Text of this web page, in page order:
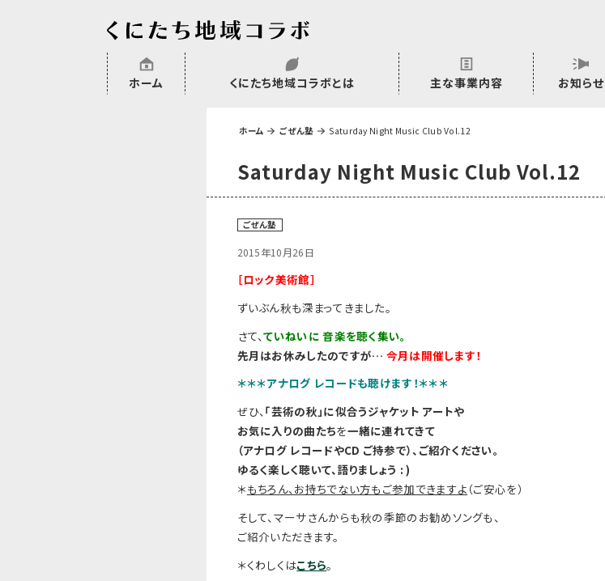
ホーム くにたち地域コラボとは 主な事業内容 お知らせ
ホーム ごぜん塾 Saturday Night Music Club Vol.12
Saturday Night Music Club Vol.12
ごぜん塾
2015年10月26日
［ロック美術館］
ずいぶん秋も深まってきました。
さて、ていねいに 音楽を聴く集い。
先月はお休みしたのですが… 今月は開催します！
＊＊＊アナログ レコードも聴けます！＊＊＊
ぜひ、「芸術の秋」に似合うジャケット アートや
お気に入りの曲たちを一緒に連れてきて
（アナログ レコードやCD ご持参で）、 ご紹介ください。
ゆるく楽しく聴いて、語りましょう : )
＊もちろん、お持ちでない方もご参加できますよ （ご安心を）
そして、マーサさんからも秋の季節のお勧めソングも、
ご紹介いただきます。
＊くわしくはこちら。